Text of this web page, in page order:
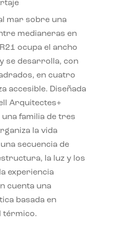
mar sobre una
medianeras en
ocupa el ancho
se desarrolla, con
en cuatro
accesible. Diseñada
Arquitectes+
familia de tres
la vida
secuencia de
la luz y los
experiencia
cuenta una
basada en
térmico.